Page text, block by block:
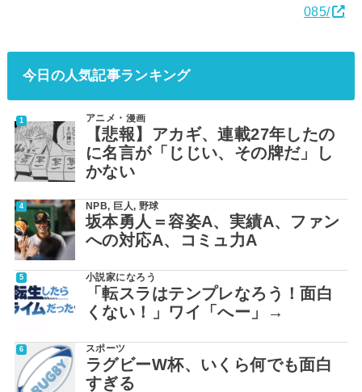
085/
今日の人気記事ランキング
アニメ・漫画
【悲報】アカギ、連載27年したの
に名言が「じじい、その牌だ」し
かない
NPB, 巨人, 野球
坂本勇人＝容姿A、実績A、ファン
への対応A、コミュ力A
小説家になろう
「転スラはテンプレなろう！面白
くない！」ワイ「へー」→
スポーツ
ラグビーW杯、いくら何でも面白
すぎる